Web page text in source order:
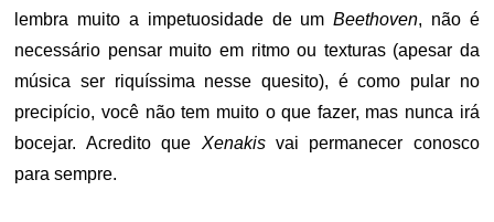
lembra muito a impetuosidade de umBeethoven, não é
necessário pensar muito em ritmo ou texturas (apesar da
música ser riquíssima nesse quesito), é como pular no
precipício, você não tem muito o que fazer, mas nunca irá
bocejar. Acredito que Xenakisvai permanecer conosco
para sempre.